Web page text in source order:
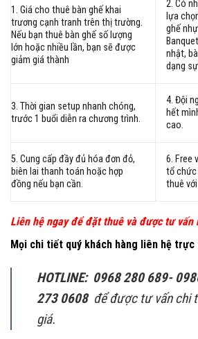
1. Giá cho thuê bàn ghế khai
trương cạnh tranh trên thị trường.
Nếu bạn thuê bàn ghế số lượng
lớn hoặc nhiều lần, bạn sẽ được
giảm giá thành
2. Có
lựa
ghế
nhật,
dạng
3. Thời gian setup nhanh chóng,
trước 1 buổi diễn ra chương trình.
4. Đội
hết
cao.
5. Cung cấp đầy đủ hóa đơn đỏ,
biên lai thanh toán hoặc hợp
đồng nếu bạn cần.
6. Free
tổ chức
thuê
Liên hệ ngay để đặt thuê và được tư vấn
Mọi chi tiết quý khách hàng liên hệ trực
HOTLINE: 0968 280 689-
273 0608 để được tư vấn chi
giá.